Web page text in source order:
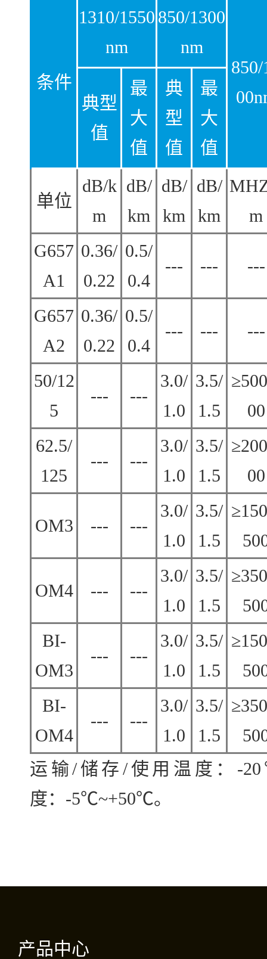
条件
1310/1550
nm
850/1300
nm
850/
典型
值
最
大
值
典
型
值
最
大
值
单位
dB/k
m
dB/
km
dB/
km
dB/
km
m
G657
A1
0.36/
0.22
0.5/
0.4
--- --- ---
G657
A2
0.36/
0.22
0.5/
0.4
--- --- ---
50/12
5
--- ---
3.0/
1.0
3.5/
1.5
00
62.5/
125
--- ---
3.0/
1.0
3.5/
1.5
00
OM3 --- ---
3.0/
1.0
3.5/
1.5
OM4 --- ---
3.0/
1.0
3.5/
1.5
BI-
OM3
--- ---
3.0/
1.0
3.5/
1.5
BI-
OM4
--- ---
3.0/
1.0
3.5/
1.5
运输/储存/使用温度：-
度：-5℃~+50℃。
产品中心